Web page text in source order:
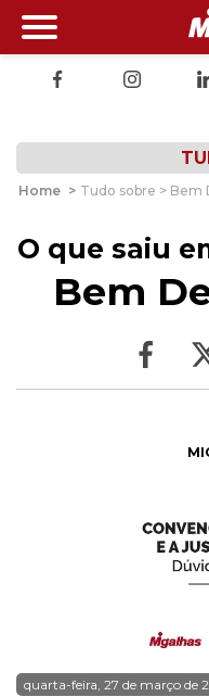
Home > Tudo sobre > Bem
O que saiu
Bem
quarta-feira, 27 de março de